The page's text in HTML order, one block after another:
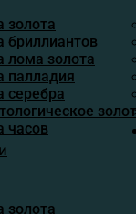
золота
бриллиантов
лома золота
палладия
серебра
часов
золота